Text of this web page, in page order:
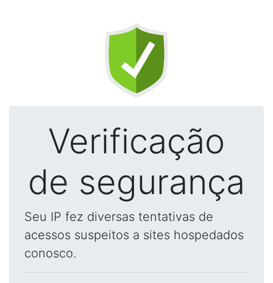
Verificação
de segurança
Seu IP fez diversas tentativas de
acessos suspeitos a sites hospedados
conosco.